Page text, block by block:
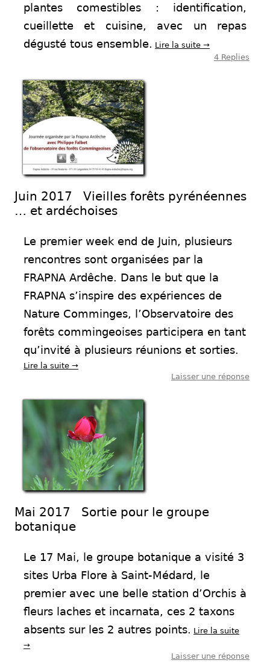
plantes comestibles : identification,
cueillette et cuisine, avec un repas
dégusté tous ensemble. Lire la suite →
4 Replies
Juin 2017 Vieilles forêts pyrénéennes
… et ardéchoises
Le premier week end de Juin, plusieurs
rencontres sont organisées par la
FRAPNA Ardêche. Dans le but que la
FRAPNA s’inspire des expériences de
Nature Comminges, l’Observatoire des
forêts commingeoises participera en tant
qu’invité à plusieurs réunions et sorties.
Lire la suite →
Laisser une réponse
Mai 2017 Sortie pour le groupe
botanique
Le 17 Mai, le groupe botanique a visité 3
sites Urba Flore à Saint-Médard, le
premier avec une belle station d’Orchis à
fleurs laches et incarnata, ces 2 taxons
absents sur les 2 autres points. Lire la suite
→
Laisser une réponse